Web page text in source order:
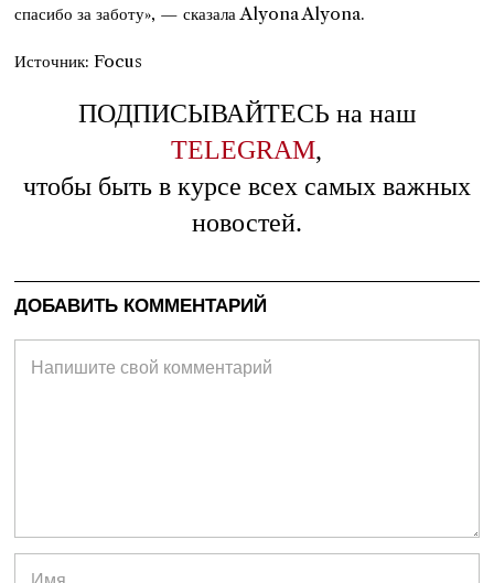
спасибо за заботу», — сказала Alyona Alyona.
Источник: Focus
ПОДПИСЫВАЙТЕСЬ на наш
TELEGRAM,
чтобы быть в курсе всех самых важных
новостей.
ДОБАВИТЬ КОММЕНТАРИЙ